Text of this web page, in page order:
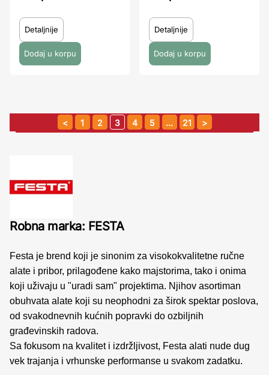
Detaljnije Detaljnije
1 2 3 4 5 … 21
Robna marka: FESTA
Festa je brend koji je sinonim za visokokvalitetne ručne
alate i pribor, prilagođene kako majstorima, tako i onima
koji uživaju u "uradi sam" projektima. Njihov asortiman
obuhvata alate koji su neophodni za širok spektar poslova,
od svakodnevnih kućnih popravki do ozbiljnih
građevinskih radova.
Sa fokusom na kvalitet i izdržljivost, Festa alati nude dug
vek trajanja i vrhunske performanse u svakom zadatku.